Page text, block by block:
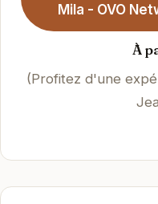
Mila - OVO
À
(Profitez d'une